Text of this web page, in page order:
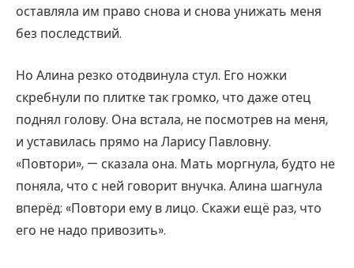
оставляла им право снова и снова унижать меня
без последствий.
Но Алина резко отодвинула стул. Его ножки
скребнули по плитке так громко, что даже отец
поднял голову. Она встала, не посмотрев на меня,
и уставилась прямо на Ларису Павловну.
«Повтори», — сказала она. Мать моргнула, будто не
поняла, что с ней говорит внучка. Алина шагнула
вперёд: «Повтори ему в лицо. Скажи ещё раз, что
его не надо привозить».